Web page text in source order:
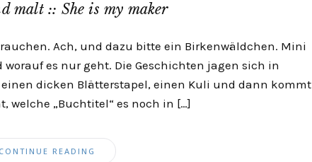
malt :: She is my maker
Ach, und dazu bitte ein Birkenwäldchen. Mini
es nur geht. Die Geschichten jagen sich in
dicken Blätterstapel, einen Kuli und dann kommt
welche „Buchtitel“ es noch in […]
CONTINUE READING